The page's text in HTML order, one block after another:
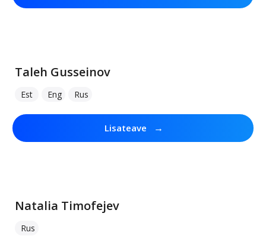
Taleh Gusseinov
Est Eng Rus
Lisateave →
Natalia Timofejev
Rus